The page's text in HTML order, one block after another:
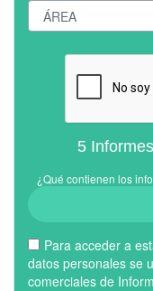
5
¿Qué contienen los
Para acceder a
datos personales se
comerciales de